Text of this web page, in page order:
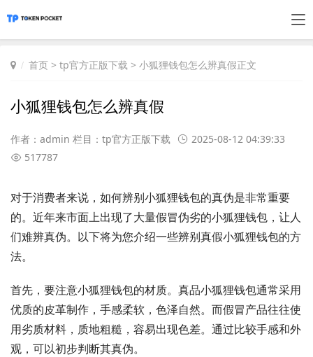
首页 > tp官方正版下载 > 小狐狸钱包怎么辨真假正文
小狐狸钱包怎么辨真假
作者：admin 栏目： tp官方正版下载
2025-08-12 04:39:33
517787
对于消费者来说，如何辨别小狐狸钱包的真伪是非常重要
的。近年来市面上出现了大量假冒伪劣的小狐狸钱包，让人
们难辨真伪。以下将为您介绍一些辨别真假小狐狸钱包的方
法。
首先，要注意小狐狸钱包的材质。真品小狐狸钱包通常采用
优质的皮革制作，手感柔软，色泽自然。而假冒产品往往使
用劣质材料，质地粗糙，容易出现色差。通过比较手感和外
观，可以初步判断其真伪。